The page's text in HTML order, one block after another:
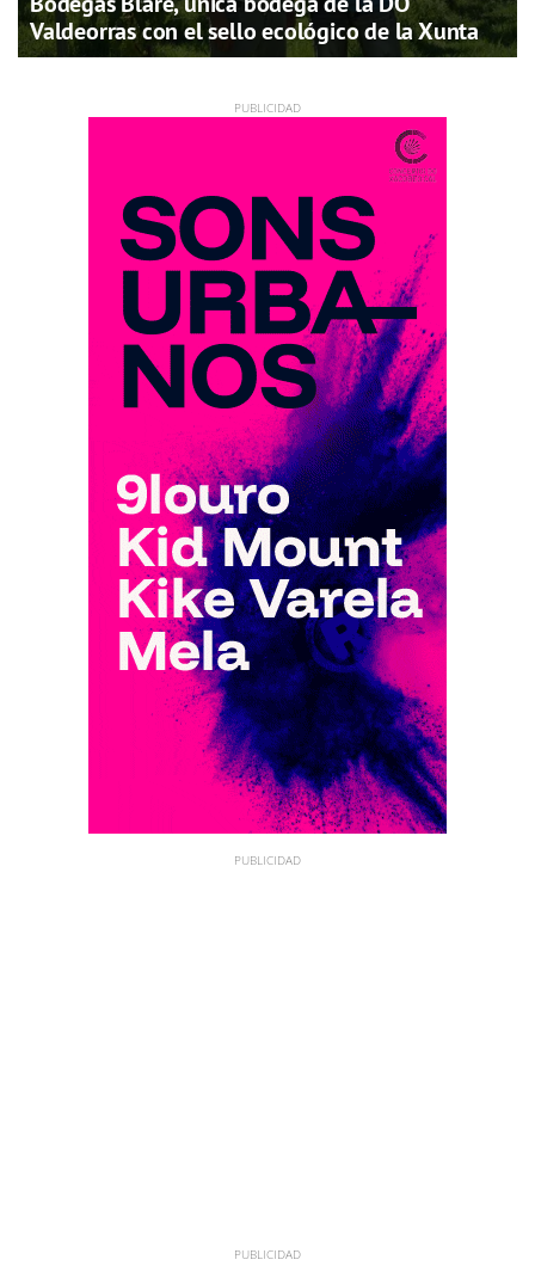
Valdeorras con el sello ecológico de la Xunta